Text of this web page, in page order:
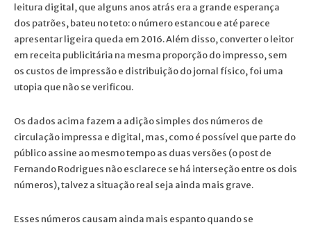
leitura digital, que alguns anos atrás era a grande esperança
dos patrões, bateu no teto: o número estancou e até parece
apresentar ligeira queda em 2016. Além disso, converter o leitor
em receita publicitária na mesma proporção do impresso, sem
os custos de impressão e distribuição do jornal físico, foi uma
utopia que não se verificou.
Os dados acima fazem a adição simples dos números de
circulação impressa e digital, mas, como é possível que parte do
público assine ao mesmo tempo as duas versões (o post de
Fernando Rodrigues não esclarece se há interseção entre os dois
números), talvez a situação real seja ainda mais grave.
Esses números causam ainda mais espanto quando se